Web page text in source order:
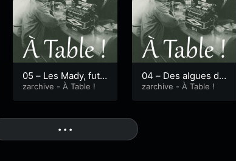
05 – Les Mady, futu
rs tiers-lieux dédié
zarchive - À Table !
04 – Des algues da
ns l’assiette – part.
zarchive - À Table !
• • •More